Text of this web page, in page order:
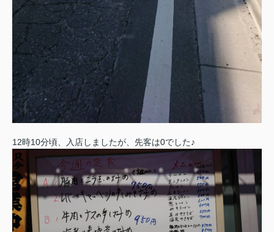
12時10分頃、入店しましたが、先客は0でした♪